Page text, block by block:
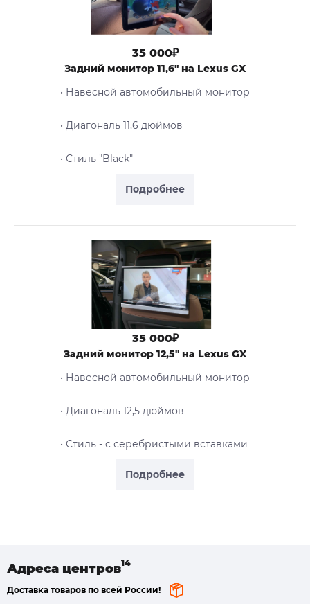
Подробнее
35 000₽
Задний монитор 11,6" на Lexus GX
• Навесной автомобильный монитор
• Диагональ 11,6 дюймов
• Стиль "Black"
Подробнее
35 000₽
Задний монитор 12,5" на Lexus GX
• Навесной автомобильный монитор
• Диагональ 12,5 дюймов
• Стиль - c серебристыми вставками
Адреса центров
Доставка товаров по всей России!